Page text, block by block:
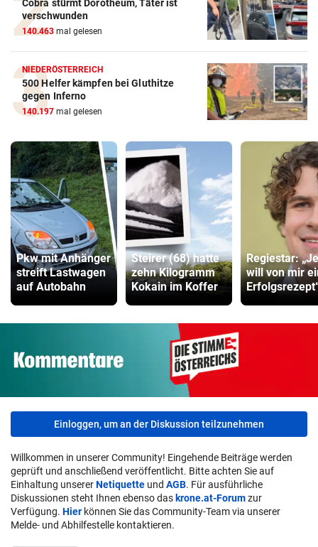
Cobra stürmt Dorotheum, Täter ist
verschwunden
140.463 mal gelesen
NIEDERÖSTERREICH
500 Helfer kämpfen bei Gluthitze
gegen Inferno
140.197 mal gelesen
Pkw mit Anhänger
streift Lastwagen
auf Autobahn
Steirer (68) hatte
zehn Kilogramm
Kokain im Koffer
Regiestar:
will von mir
Einloggen, um an der Diskussion teilzunehmen
Willkommen in unserer Community! Eingehende Beiträge werden
geprüft und anschließend veröffentlicht. Bitte achten Sie auf
Einhaltung unsererNetiquette und AGB. Für ausführliche
Diskussionen steht Ihnen ebenso das krone.at-Forumzur
Verfügung. Hier können Sie das Community-Team via unserer
Melde- und Abhilfestelle kontaktieren.